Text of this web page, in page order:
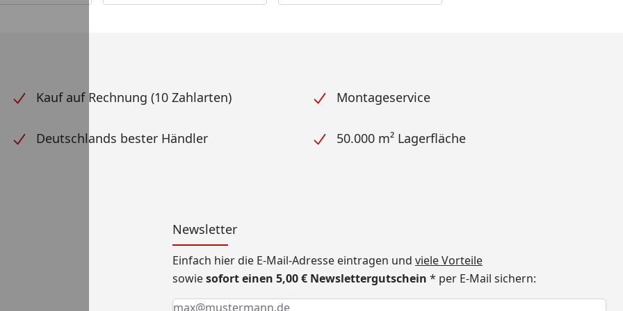
Kauf auf Rechnung (10 Zahlarten) Montageservice
Deutschlands bester Händler 50.000 m² Lagerfläche
Newsletter
Einfach hier die E-Mail-Adresse eintragen und viele Vorteile
sowiesofort einen 5,00 € Newslettergutschein * per E-Mail sichern:
Keine Eingabe erforderlich
Eingabe erforderlich
E-Mail *